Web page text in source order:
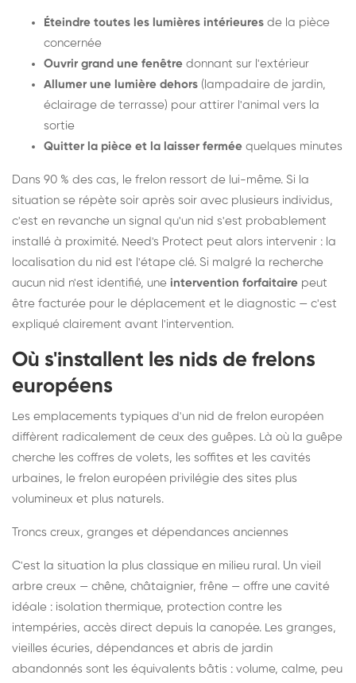
Éteindre toutes les lumières intérieures de la pièce
concernée
Ouvrir grand une fenêtre donnant sur l'extérieur
Allumer une lumière dehors (lampadaire de jardin,
éclairage de terrasse) pour attirer l'animal vers la
sortie
Quitter la pièce et la laisser fermée quelques minutes
Dans 90 % des cas, le frelon ressort de lui-même. Si la
situation se répète soir après soir avec plusieurs individus,
c'est en revanche un signal qu'un nid s'est probablement
installé à proximité. Need's Protect peut alors intervenir : la
localisation du nid est l'étape clé. Si malgré la recherche
aucun nid n'est identifié, une intervention forfaitaire peut
être facturée pour le déplacement et le diagnostic — c'est
expliqué clairement avant l'intervention.
Où s'installent les nids de frelons
européens
Les emplacements typiques d'un nid de frelon européen
diffèrent radicalement de ceux des guêpes. Là où la guêpe
cherche les coffres de volets, les soffites et les cavités
urbaines, le frelon européen privilégie des sites plus
volumineux et plus naturels.
Troncs creux, granges et dépendances anciennes
C'est la situation la plus classique en milieu rural. Un vieil
arbre creux — chêne, châtaignier, frêne — offre une cavité
idéale : isolation thermique, protection contre les
intempéries, accès direct depuis la canopée. Les granges,
vieilles écuries, dépendances et abris de jardin
abandonnés sont les équivalents bâtis : volume, calme, peu